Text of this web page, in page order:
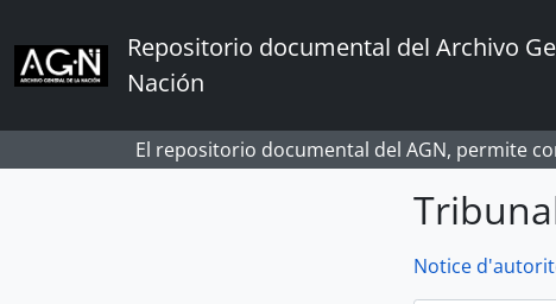
Repositorio documental del Archivo
Nación
El repositorio documental del AGN, permite
Notice